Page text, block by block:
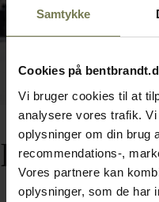
Samtykke
Cookies på
Vi bruger cookies til at
analysere vores trafik.
oplysninger om din brug
recommendations-,
Vores partnere kan
oplysninger, som de har
Rammer